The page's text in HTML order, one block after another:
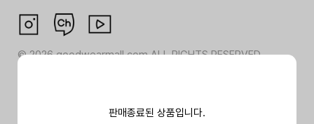
판매종료된 상품입니다.
©2026goodwearmall.com ALL RIGHTS RESERVED